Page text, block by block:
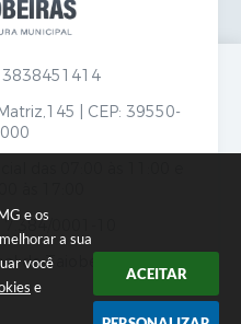
e os
a sua
você
e
ACEITAR
3838451414
| CEP: 39550-
000
0001-10
de Taiobeiras - MG